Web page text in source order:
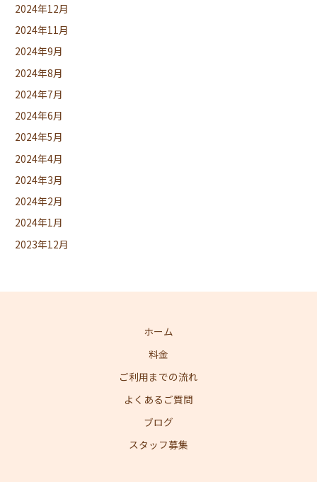
2024年12月
2024年11月
2024年9月
2024年8月
2024年7月
2024年6月
2024年5月
2024年4月
2024年3月
2024年2月
2024年1月
2023年12月
ホーム
料金
ご利用までの流れ
よくあるご質問
ブログ
スタッフ募集